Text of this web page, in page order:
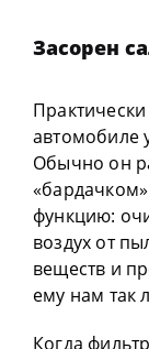
Засорен
автомобиле
Обычно он
функцию:
воздух от
веществ и
ему нам так
Когда